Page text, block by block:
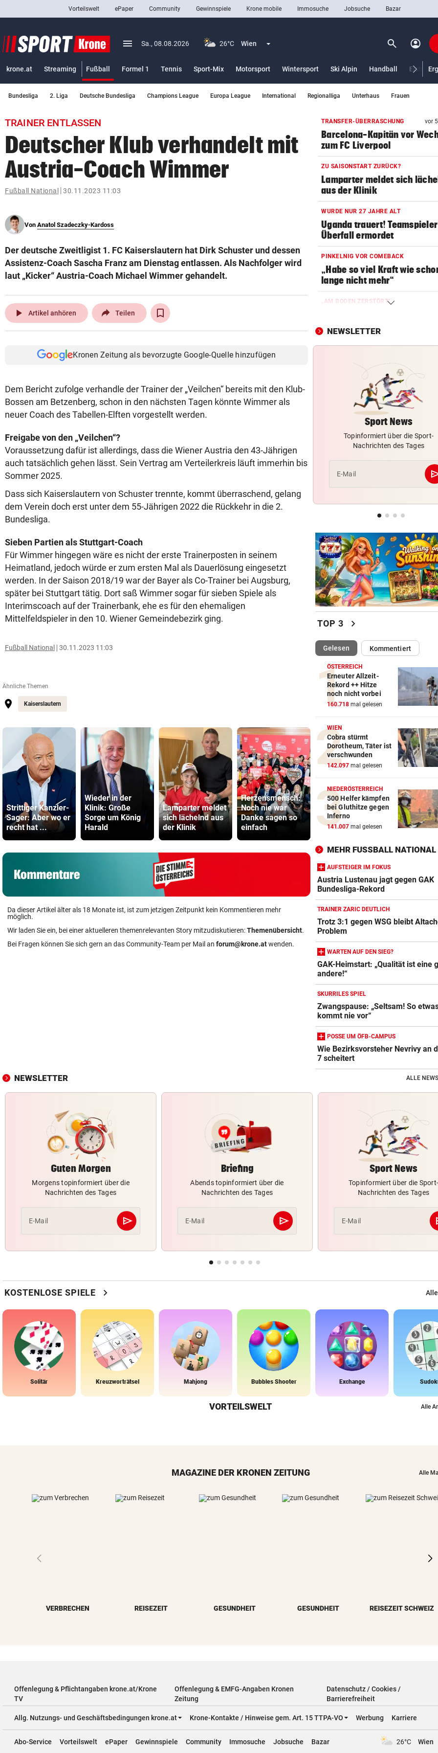
closeSchließen
Abonnieren
bookmark
Suchbegriff
eingeben
© Krone Multimedia GmbH & Co KG 2026
Vorteilswelt ePaper Community Gewinnspiele Krone mobile Immosuche Jobsuche Bazar
menu Menü aufklappen
Sa., 08.08.2026 26°C Wien Menü aufklappen search Suchen
account_circle
krone.at Streaming Fußball
Formel 1
Tennis Sport-Mix Motorsport Wintersport Ski Alpin Handball
Bundesliga 2. Liga Deutsche Bundesliga Champions League Europa League International Regionalliga Unterhaus Frauen
TRAINER ENTLASSEN
Deutscher Klub verhandelt mit
Austria-Coach Wimmer
Fußball National 30.11.2023 11:03
Von Anatol Szadeczky-Kardoss
Der deutsche Zweitligist 1. FC Kaiserslautern hat Dirk Schuster und dessen
Assistenz-Coach Sascha Franz am Dienstag entlassen. Als Nachfolger wird
laut „Kicker“ Austria-Coach Michael Wimmer gehandelt.
play_arrow Artikel anhören Teilen
Kronen Zeitung als bevorzugte Google-Quelle hinzufügen
Dem Bericht zufolge verhandle der Trainer der „Veilchen“ bereits mit den Klub-
Bossen am Betzenberg, schon in den nächsten Tagen könnte Wimmer als
neuer Coach des Tabellen-Elften vorgestellt werden.
Freigabe von den „Veilchen“?
Voraussetzung dafür ist allerdings, dass die Wiener Austria den 43-Jährigen
auch tatsächlich gehen lässt. Sein Vertrag am Verteilerkreis läuft immerhin bis
Sommer 2025.
Dass sich Kaiserslautern von Schuster trennte, kommt überraschend, gelang
dem Verein doch erst unter dem 55-Jährigen 2022 die Rückkehr in die 2.
Bundesliga.
Sieben Partien als Stuttgart-Coach
Für Wimmer hingegen wäre es nicht der erste Trainerposten in seinem
Heimatland, jedoch würde er zum ersten Mal als Dauerlösung eingesetzt
werden. In der Saison 2018/19 war der Bayer als Co-Trainer bei Augsburg,
später bei Stuttgart tätig. Dort saß Wimmer sogar für sieben Spiele als
Interimscoach auf der Trainerbank, ehe es für den ehemaligen
Mittelfeldspieler in den 10. Wiener Gemeindebezirk ging.
Fußball National 30.11.2023 11:03
Ähnliche Themen
Kaiserslautern
Strittiger Kanzler-
Sager: Aber wo er
recht hat ...
Wieder in der
Klinik: Große
Sorge um König
Harald
Lamparter meldet
sich lächelnd aus
der Klinik
Herzensmensch:
Noch nie war
Danke sagen so
einfach
Drinks und
Wohnzimmer-
Flair: Neue Lokale
im Sommer
Bub (4)
(72)
und
Da dieser Artikel älter als 18 Monate ist, ist zum jetzigen Zeitpunkt kein Kommentieren mehr
möglich.
Wir laden Sie ein, bei einer aktuelleren themenrelevanten Story mitzudiskutieren:Themenübersicht.
Bei Fragen können Sie sich gern an das Community-Team per Mail an forum@krone.atwenden.
TRANSFER-ÜBERRASCHUNG vor
Barcelona-Kapitän vor
zum FC Liverpool
ZU SAISONSTART ZURÜCK?
Lamparter meldet sich
aus der Klinik
WURDE NUR 27 JAHRE ALT
Uganda trauert!
Überfall ermordet
PINKELNIG VOR COMEBACK
„Habe so viel Kraft wie
lange nicht mehr“
„AM BODEN ZERSTÖRT“
seine Pornosucht
„DESOLATE SITUATION“
Südkorea entschuldigt sich
TOPSPIELERIN
„Salzburg war für mich die
WM-TEAMCHEF STINKSAUER
„Ratte“: Hat Cannavaro einen
Verräter im Team?
Altachern ein Problem
GAK-Heimstart: „Qualität
ganz andere!“
NEWSLETTER
Sport News
Topinformiert über die Sport-
Nachrichten des Tages
E-Mail
TOP 3 chevron_right
Gelesen(ausgewählt)Kommentiert
ÖSTERREICH
Erneuter Allzeit-
Rekord ++ Hitze
noch nicht vorbei
160.718 mal gelesen
WIEN
Cobra stürmt
Dorotheum, Täter ist
verschwunden
142.097 mal gelesen
NIEDERÖSTERREICH
500 Helfer kämpfen
bei Gluthitze gegen
Inferno
141.007 mal gelesen
MEHR FUSSBALL NATIONAL
AUFSTEIGER IM FOKUS
Austria Lustenau jagt gegen GAK
Bundesliga-Rekord
TRAINER ZARIC DEUTLICH
Trotz 3:1 gegen WSG bleibt
Problem
WARTEN AUF DEN SIEG?
GAK-Heimstart: „Qualität ist eine
andere!“
SKURRILES SPIEL
Zwangspause: „Seltsam! So
kommt nie vor“
POSSE UM ÖFB-CAMPUS
Wie Bezirksvorsteher Nevrivy an
7 scheitert
NEWSLETTER ALLE
Guten Morgen
Morgens topinformiert über die
Nachrichten des Tages
E-Mail send
Abschicken
Briefing
Abends topinformiert über die
Nachrichten des Tages
E-Mail send
Abschicken
Sport News
Topinformiert über die Sport-
Nachrichten des Tages
E-Mail
KOSTENLOSE SPIELE chevron_right
Solitär Kreuzworträtsel Mahjong Bubbles Shooter Exchange
VORTEILSWELT Alle
MAGAZINE DER KRONEN ZEITUNG Alle
VERBRECHEN REISEZEIT GESUNDHEIT GESUNDHEIT REISEZEIT SCHWEIZ
Offenlegung & Pflichtangaben krone.at/Krone
TV
Offenlegung & EMFG-Angaben Kronen
Zeitung
Datenschutz / Cookies /
Barrierefreiheit
Allg. Nutzungs- und Geschäftsbedingungen krone.at Krone-Kontakte / Hinweise gem. Art. 15 TTPA-VO Werbung Karriere
Abo-Service Vorteilswelt ePaper Gewinnspiele Community Immosuche Jobsuche Bazar 26°C Wien